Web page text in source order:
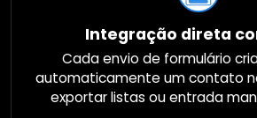
Integração direta
Cada envio de formulário
automaticamente um contato
exportar listas ou entrada